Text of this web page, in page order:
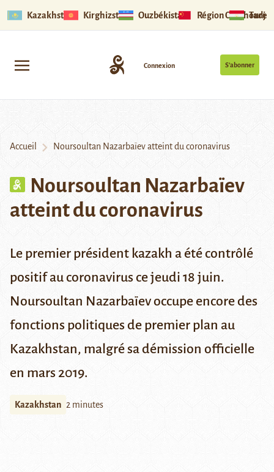
Kazakhstan Kirghizstan Ouzbékistan Région Ouïghoure
S’abonner
Connexion
Accueil Noursoultan Nazarbaïev atteint du coronavirus
Noursoultan Nazarbaïev
atteint du coronavirus
Le premier président kazakh a été contrôlé
positif au coronavirus ce jeudi 18 juin.
Noursoultan Nazarbaïev occupe encore des
fonctions politiques de premier plan au
Kazakhstan, malgré sa démission officielle
en mars 2019.
Kazakhstan 2 minutes